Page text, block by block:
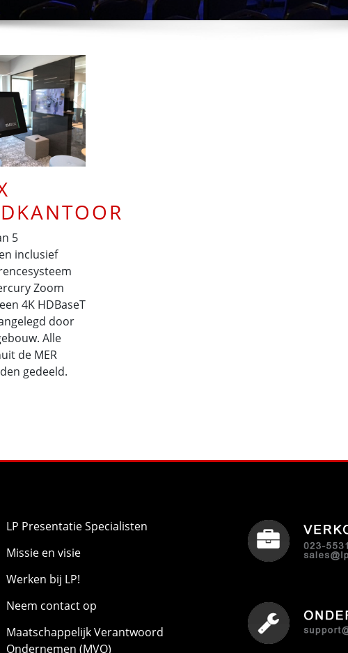
5
inclusief
Zoom
4K HDBaseT
door
Alle
de MER
gedeeld.
LP Presentatie Specialisten
Missie en visie
Werken bij LP!
Neem contact op
Maatschappelijk Verantwoord
Ondernemen (MVO)